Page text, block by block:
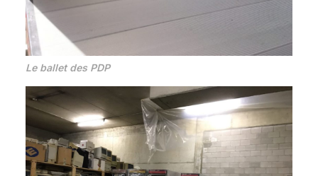
Le ballet des PDP